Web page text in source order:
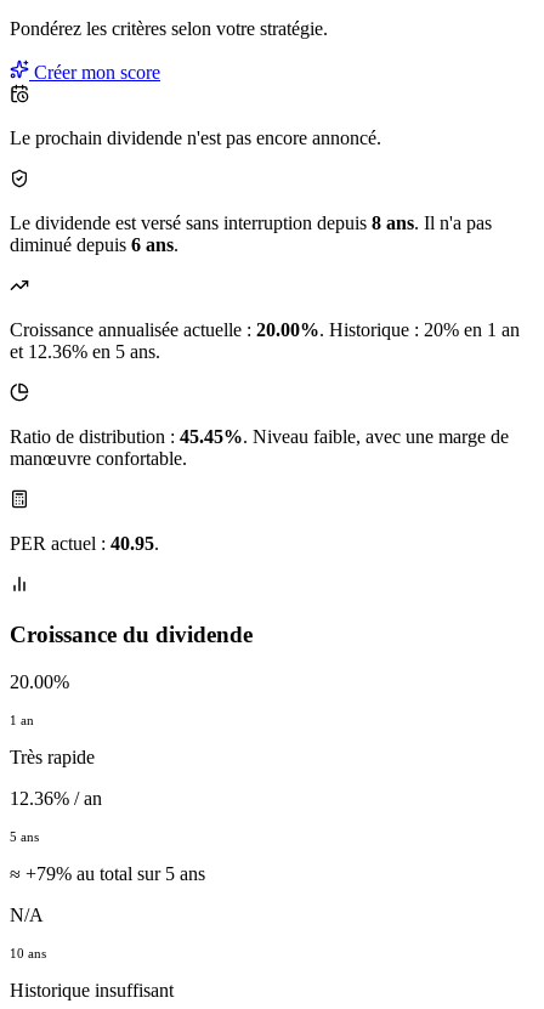
Pondérez les critères selon votre stratégie.
Créer mon score
Le prochain dividende n'est pas encore annoncé.
Le dividende est versé sans interruption depuis 8 ans. Il n'a pas
diminué depuis 6 ans.
Croissance annualisée actuelle : 20.00%. Historique : 20% en 1 an
et 12.36% en 5 ans.
Ratio de distribution : 45.45%. Niveau faible, avec une marge de
manœuvre confortable.
PER actuel : 40.95.
Croissance du dividende
20.00%
1 an
Très rapide
12.36% / an
5 ans
≈ +79% au total sur 5 ans
N/A
10 ans
Historique insuffisant